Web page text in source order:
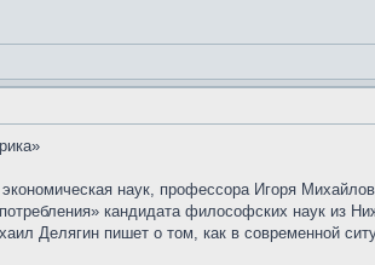
наук, профессора Игоря
кандидата философских наук из
Делягин пишет о том, как в современной